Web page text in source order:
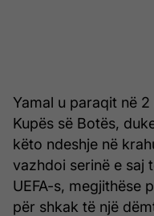
Yamal u paraqit në
Kupës së Botës,
këto ndeshje në
vazhdoi serinë e saj
UEFA-s, megjithëse
për shkak të një